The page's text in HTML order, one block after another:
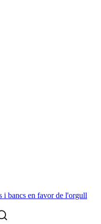
i bancs en favor de l'orgull